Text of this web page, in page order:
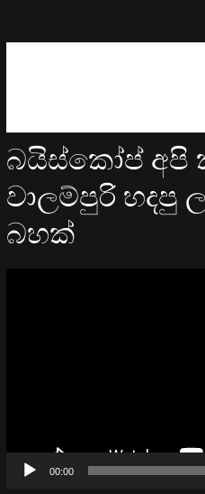
බයිස්කෝප් අපි
වාලම්පුරි හදපු
බහක්
00:00